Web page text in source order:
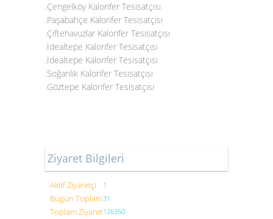
.Çengelköy Kalorifer Tesisatçısı
.Paşabahçe Kalorifer Tesisatçısı
.Çiftehavuzlar Kalorifer Tesisatçısı
.İdealtepe Kalorifer Tesisatçısı
.İdealtepe Kalorifer Tesisatçısı
.Soğanlık Kalorifer Tesisatçısı
.Göztepe Kalorifer Tesisatçısı
Ziyaret Bilgileri
Aktif Ziyaretçi 1
Bugün Toplam31
Toplam Ziyaret126350